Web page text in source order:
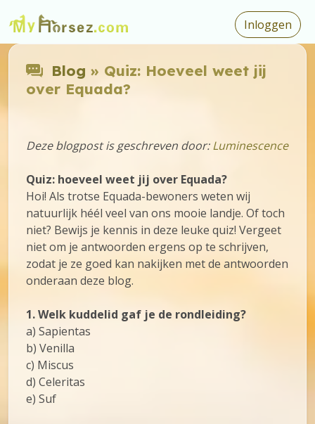
Inloggen
Blog » Quiz: Hoeveel weet jij
over Equada?
Deze blogpost is geschreven door:Luminescence
Quiz: hoeveel weet jij over Equada?
Hoi! Als trotse Equada-bewoners weten wij
natuurlijk héél veel van ons mooie landje. Of toch
niet? Bewijs je kennis in deze leuke quiz! Vergeet
niet om je antwoorden ergens op te schrijven,
zodat je ze goed kan nakijken met de antwoorden
onderaan deze blog.
1. Welk kuddelid gaf je de rondleiding?
a) Sapientas
b) Venilla
c) Miscus
d) Celeritas
e) Suf